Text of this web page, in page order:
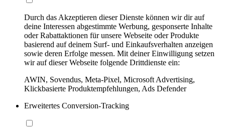
Durch das Akzeptieren dieser Dienste können wir dir auf
deine Interessen abgestimmte Werbung, gesponserte Inhalte
oder Rabattaktionen für unsere Webseite oder Produkte
basierend auf deinem Surf- und Einkaufsverhalten anzeigen
sowie deren Erfolge messen. Mit deiner Einwilligung setzen
wir auf dieser Webseite folgende Drittdienste ein:
AWIN, Sovendus, Meta-Pixel, Microsoft Advertising,
Klickbasierte Produktempfehlungen, Ads Defender
Erweitertes Conversion-Tracking